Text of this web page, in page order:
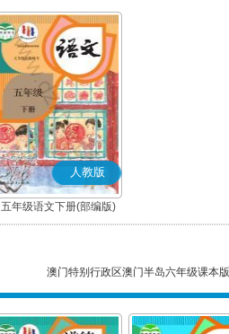
人教版
五年级语文下册(部编版)
澳门特别行政区澳门半岛六年级课本